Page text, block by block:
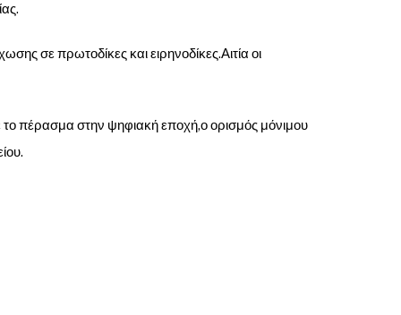
σε πρωτοδίκες και ειρηνοδίκες.Αιτία οι
πέρασμα στην ψηφιακή εποχή,ο ορισμός μόνιμου